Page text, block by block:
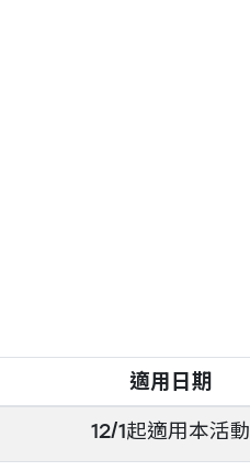
適用日期
12/1起適用本活動